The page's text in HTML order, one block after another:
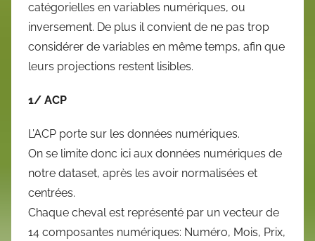
catégorielles en variables numériques, ou
inversement. De plus il convient de ne pas trop
considérer de variables en même temps, afin que
leurs projections restent lisibles.
1/ ACP
L’ACP porte sur les données numériques.
On se limite donc ici aux données numériques de
notre dataset, après les avoir normalisées et
centrées.
Chaque cheval est représenté par un vecteur de
14 composantes numériques: Numéro, Mois, Prix,